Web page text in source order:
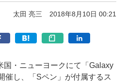
太田 亮三 2018年8月10日 00:21
・ニューヨークにて「Galaxy
催し、「Sペン」が付属するス